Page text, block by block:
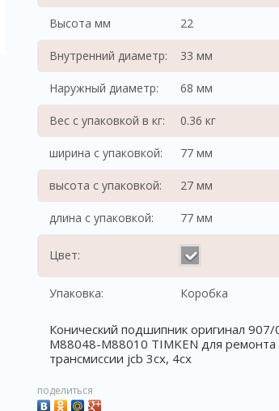
Высота мм 22
Внутренний диаметр: 33 мм
Наружный диаметр: 68 мм
Вес с упаковкой в кг: 0.36 кг
ширина с упаковкой: 77 мм
высота с упаковкой: 27 мм
длина с упаковкой: 77 мм
Цвет:
Упаковка: Коробка
Конический подшипник оригинал 907/
M88048-M88010 TIMKEN для ремонта
трансмиссии jcb 3cx, 4cx
поделиться